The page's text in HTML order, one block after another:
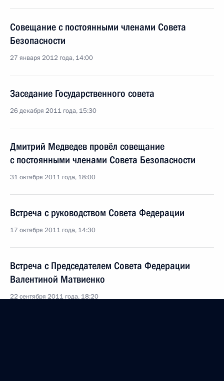
Совещание с постоянными членами Совета
Безопасности
27 января 2012 года, 14:00
Заседание Государственного совета
26 декабря 2011 года, 15:30
Дмитрий Медведев провёл совещание
с постоянными членами Совета Безопасности
31 октября 2011 года, 18:00
Встреча с руководством Совета Федерации
17 октября 2011 года, 14:30
Встреча с Председателем Совета Федерации
Валентиной Матвиенко
22 сентября 2011 года, 18:20